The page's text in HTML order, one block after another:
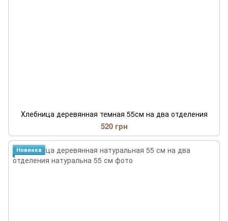
Хлебница деревянная темная 55см на два отделения
520 грн
Новинка